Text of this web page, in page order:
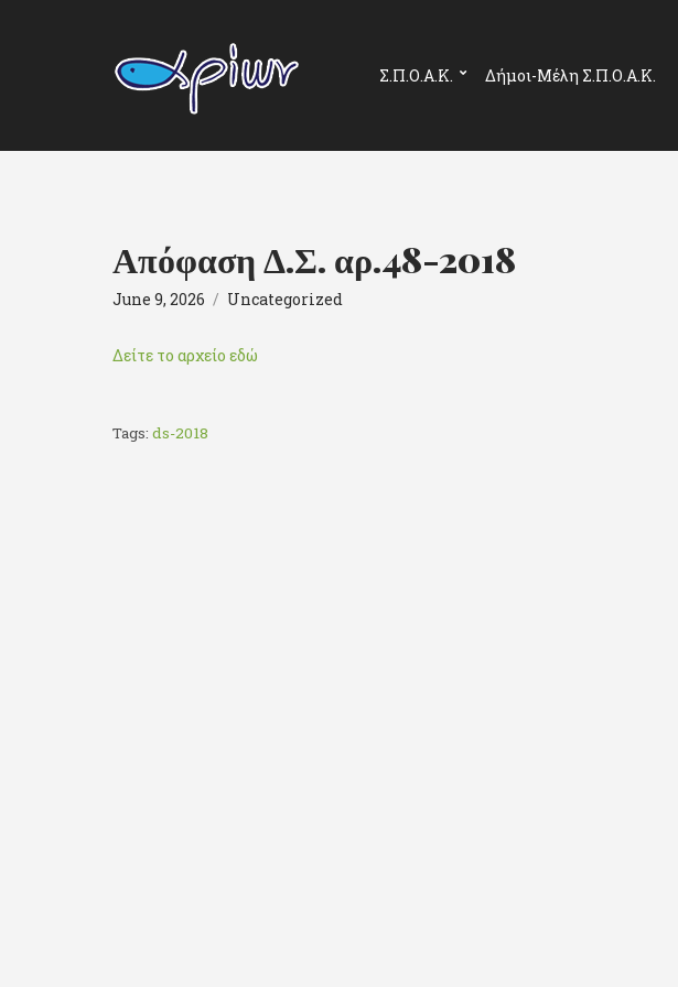
Σ.Π.Ο.Α.Κ. Δήμοι-Μέλη Σ.Π.Ο.Α.Κ.
Απόφαση Δ.Σ. αρ.48-2018
June 9, 2026 Uncategorized
Δείτε το αρχείο εδώ
Tags: ds-2018